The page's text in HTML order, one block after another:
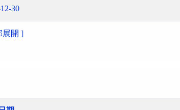
30
展開 ]